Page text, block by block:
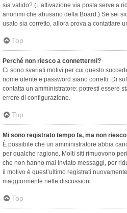
sia valido? (L’attivazione via posta serve a
anonimi che abusano della Board.) Se sei
usato sia corretto, allora prova a contattare
Top
Perché non riesco a connettermi?
Ci sono svariati motivi per cui questo
nome utente e password siano corretti. Di
contatta un amministratore: potresti essere
errore di configurazione.
Top
Mi sono registrato tempo fa, ma non
È possibile che un amministratore abbia
per qualche ragione. Molti siti rimuovono
che non hanno mai inviato messaggi, per
il motivo è quest’ultimo registrati
maggiormente nelle discussioni.
Top